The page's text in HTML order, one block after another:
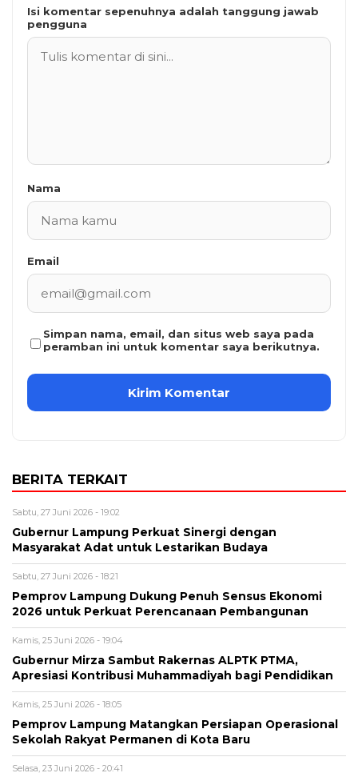
Isi komentar sepenuhnya adalah tanggung jawab
pengguna
Nama
Email
Simpan nama, email, dan situs web saya pada
peramban ini untuk komentar saya berikutnya.
BERITA TERKAIT
Sabtu, 27 Juni 2026 - 19:02
Gubernur Lampung Perkuat Sinergi dengan
Masyarakat Adat untuk Lestarikan Budaya
Sabtu, 27 Juni 2026 - 18:21
Pemprov Lampung Dukung Penuh Sensus Ekonomi
2026 untuk Perkuat Perencanaan Pembangunan
Kamis, 25 Juni 2026 - 19:04
Gubernur Mirza Sambut Rakernas ALPTK PTMA,
Apresiasi Kontribusi Muhammadiyah bagi Pendidikan
Kamis, 25 Juni 2026 - 18:05
Pemprov Lampung Matangkan Persiapan Operasional
Sekolah Rakyat Permanen di Kota Baru
Selasa, 23 Juni 2026 - 20:41